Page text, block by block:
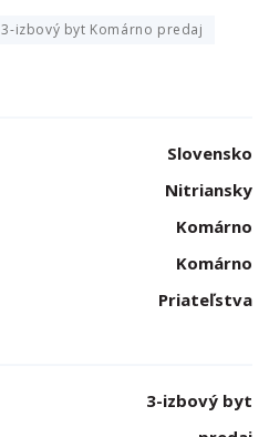
3-izbový byt Komárno predaj
Slovensko
Nitriansky
Komárno
Komárno
Priateľstva
3-izbový byt